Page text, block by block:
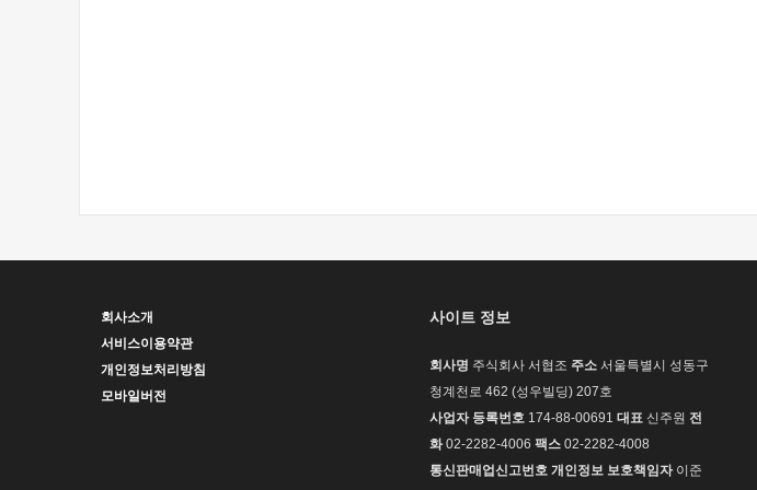
회사소개
서비스이용약관
개인정보처리방침
모바일버전
사이트 정보
회사명 주식회사 서협조 주소 서울특별시 성동구
청계천로 462 (성우빌딩) 207호
사업자 등록번호 174-88-00691 대표 신주원 전
화02-2282-4006 팩스 02-2282-4008
통신판매업신고번호 개인정보 보호책임자이준